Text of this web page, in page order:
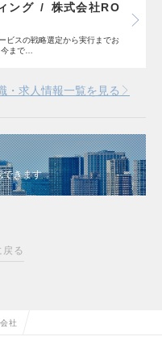
ング
株式会社RO
ビスの戦略選定から実行までお
まで…
・求人情報一覧を見る
できます
る
社